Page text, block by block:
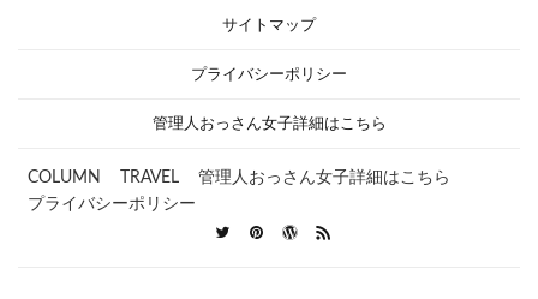
サイトマップ
プライバシーポリシー
管理人おっさん女子詳細はこちら
COLUMN TRAVEL
管理人おっさん女子詳細はこちら
プライバシーポリシー